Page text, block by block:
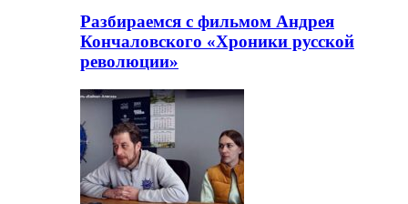
Разбираемся с фильмом Андрея
Кончаловского «Хроники русской
революции»